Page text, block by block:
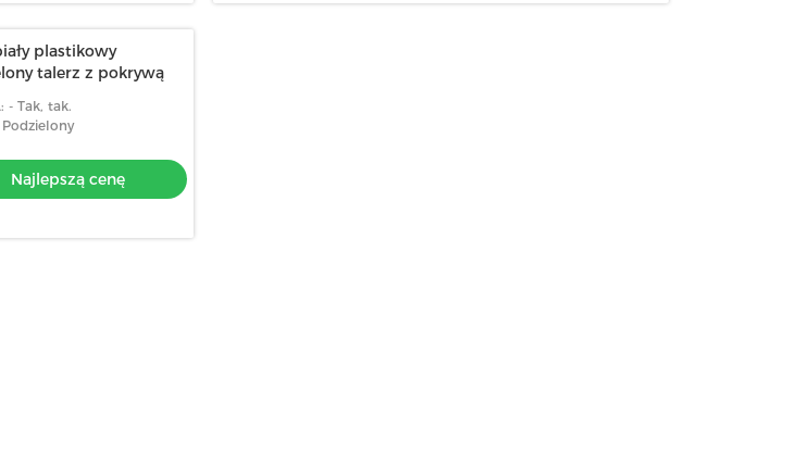
plastikowy
talerz z pokrywą
- Tak, tak.
Najlepszą cenę